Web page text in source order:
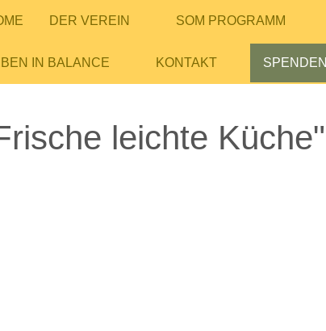
DER VEREIN SOM PROGRAMM
IN BALANCE KONTAKT SPENDEN
leichte Küche"